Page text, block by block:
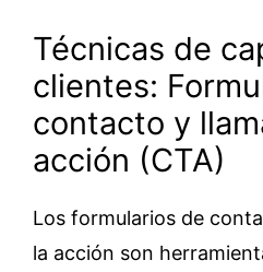
Técnicas de
clientes:
contacto y
acción (CTA)
Los formularios de
la acción son